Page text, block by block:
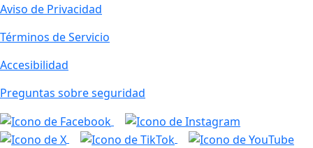
Aviso de Privacidad
Términos de Servicio
Accesibilidad
Preguntas sobre seguridad